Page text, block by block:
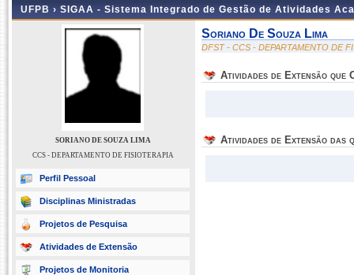
UFPB › SIGAA - Sistema Integrado de Gestão de Atividades
SORIANO DE SOUZA LIMA
CCS - DEPARTAMENTO DE FISIOTERAPIA
Perfil Pessoal
Disciplinas Ministradas
Projetos de Pesquisa
Atividades de Extensão
Projetos de Monitoria
Soriano De Souza Lima
DFST - CCS - DEPARTAMENTO DE
Atividades de Extensão que
Atividades de Extensão das